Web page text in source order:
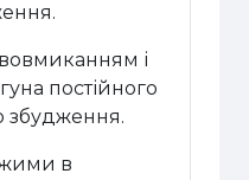
і
постійного
збудження.
в